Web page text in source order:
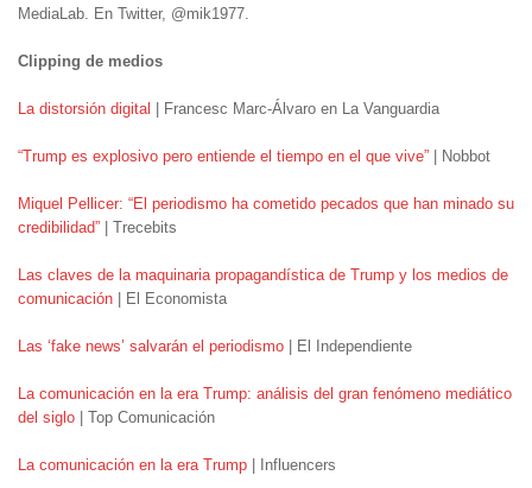
MediaLab. En Twitter, @mik1977.
Clipping de medios
La distorsión digital | Francesc Marc-Álvaro en La Vanguardia
“Trump es explosivo pero entiende el tiempo en el que vive” | Nobbot
Miquel Pellicer: “El periodismo ha cometido pecados que han minado su
credibilidad” | Trecebits
Las claves de la maquinaria propagandística de Trump y los medios de
comunicación | El Economista
Las ‘fake news’ salvarán el periodismo | El Independiente
La comunicación en la era Trump: análisis del gran fenómeno mediático
del siglo | Top Comunicación
La comunicación en la era Trump | Influencers